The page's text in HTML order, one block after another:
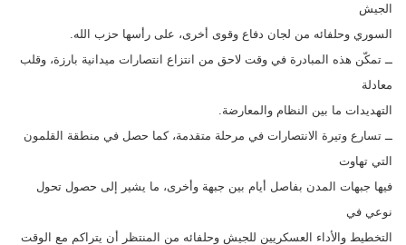
الجيش
السوري وحلفائه من لجان دفاع وقوى أخرى، على رأسها حزب الله.
ــ تمكّن هذه المبادرة في وقت لاحق من انتزاع انتصارات ميدانية بارزة، وقلب
معادلة
التهديدات ما بين النظام والمعارضة.
ــ تسارع وتيرة الانتصارات في مرحلة متقدمة، كما حصل في منطقة القلمون
التي تهاوت
فيها جبهات المدن بفاصل أيام بين جبهة وأخرى، ما يشير إلى حصول تحول
نوعي في
التخطيط والأداء العسكريين للجيش وحلفائه من المنتظر أن يتراكم مع الوقت